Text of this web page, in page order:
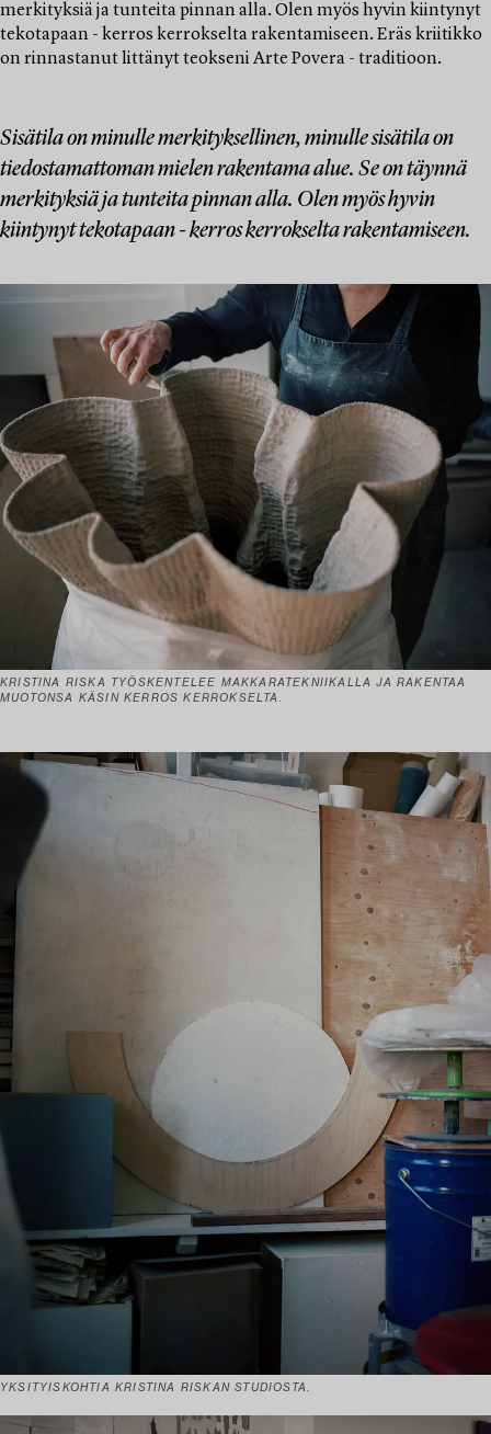
merkityksiä ja tunteita pinnan alla. Olen myös hyvin kiintynyt
tekotapaan - kerros kerrokselta rakentamiseen. Eräs kriitikko
on rinnastanut littänyt teokseni Arte Povera - traditioon.
Sisätila on minulle merkityksellinen, minulle sisätila on
tiedostamattoman mielen rakentama alue. Se on täynnä
merkityksiä ja tunteita pinnan alla. Olen myös hyvin
kiintynyt tekotapaan - kerros kerrokselta rakentamiseen.
KRISTINA RISKA TYÖSKENTELEE MAKKARATEKNIIKALLA JA RAKENTAA
MUOTONSA KÄSIN KERROS KERROKSELTA.
YKSITYISKOHTIA KRISTINA RISKAN STUDIOSTA.